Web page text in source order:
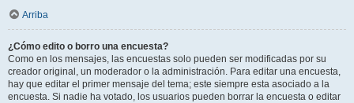
Arriba
¿Cómo edito o borro una encuesta?
Como en los mensajes, las encuestas solo pueden ser modificadas por su
creador original, un moderador o la administración. Para editar una encuesta,
hay que editar el primer mensaje del tema; este siempre esta asociado a la
encuesta. Si nadie ha votado, los usuarios pueden borrar la encuesta o editar